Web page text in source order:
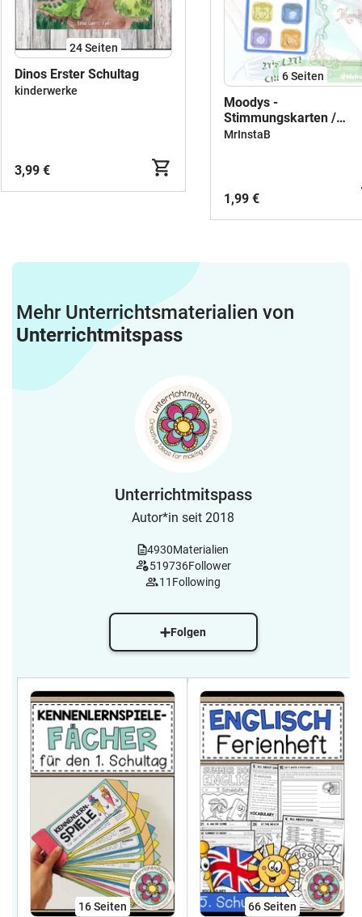
24Seiten
Dinos Erster Schultag
kinderwerke
3,99 €
6Seiten
Moodys -
Stimmungskarten /
Gesprächskarten /
MrInstaB
1,99 €
Mehr Unterrichtsmaterialien von
Unterrichtmitspass
Unterrichtmitspass
Autor*in seit 2018
4930Materialien
519736Follower
11 Following
Folgen
16Seiten 66Seiten